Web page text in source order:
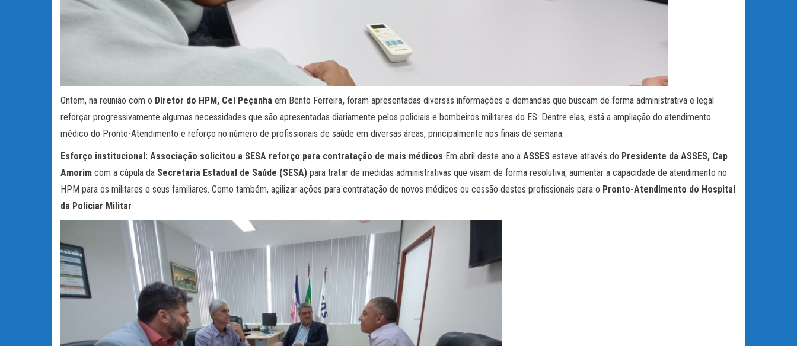
Ontem, na reunião com o Diretor do HPM, Cel Peçanha em Bento Ferreira, foram apresentadas diversas informações e demandas que buscam de forma administrativa e legal
reforçar progressivamente algumas necessidades que são apresentadas diariamente pelos policiais e bombeiros militares do ES. Dentre elas, está a ampliação do atendimento
médico do Pronto-Atendimento e reforço no número de profissionais de saúde em diversas áreas, principalmente nos finais de semana.
Esforço institucional: Associação solicitou a SESA reforço para contratação de mais médicos Em abril deste ano a ASSES esteve através do Presidente da ASSES, Cap
Amorim com a cúpula da Secretaria Estadual de Saúde (SESA) para tratar de medidas administrativas que visam de forma resolutiva, aumentar a capacidade de atendimento no
HPM para os militares e seus familiares. Como também, agilizar ações para contratação de novos médicos ou cessão destes profissionais para o Pronto-Atendimento do Hospital
da Policiar Militar